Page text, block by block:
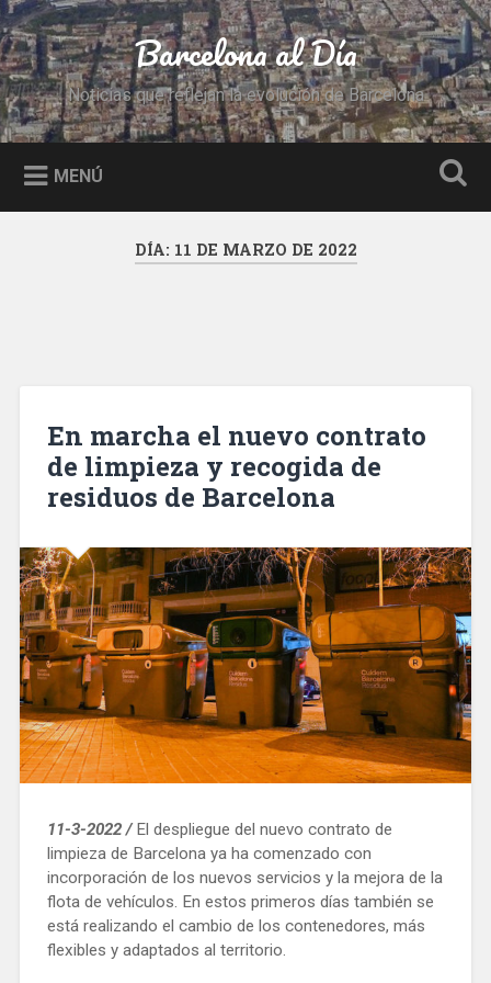
Saltar
al
contenido
Buscar Barcelona al Día
Noticias que reflejan la evolución de Barcelona
MENÚ
DÍA: 11 DE MARZO DE 2022
En marcha el nuevo contrato
de limpieza y recogida de
residuos de Barcelona
11-3-2022 /El despliegue del nuevo contrato de
limpieza de Barcelona ya ha comenzado con
incorporación de los nuevos servicios y la mejora de la
flota de vehículos. En estos primeros días también se
está realizando el cambio de los contenedores, más
flexibles y adaptados al territorio.